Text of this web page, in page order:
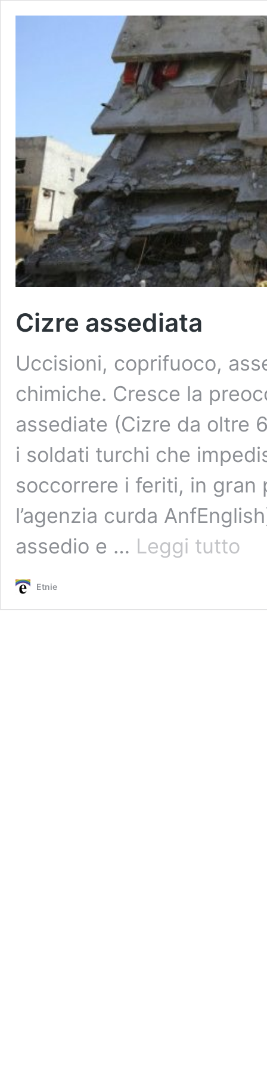
Cizre assediata
Uccisioni, coprifuoco,
chimiche. Cresce la
assediate (Cizre da oltre
i soldati turchi che
soccorrere i feriti, in gran
l’agenzia curda
assedio e … Leggi tutto
Etnie